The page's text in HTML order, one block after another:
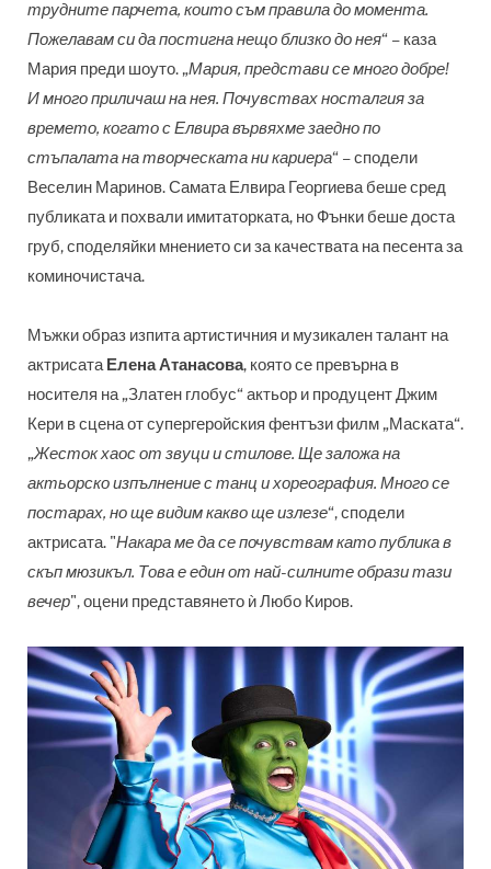
трудните парчета, които съм правила до момента.
Пожелавам си да постигна нещо близко до нея“ – каза
Мария преди шоуто. „Мария, представи се много добре!
И много приличаш на нея. Почувствах носталгия за
времето, когато с Елвира вървяхме заедно по
стъпалата на творческата ни кариера“ –сподели
Веселин Маринов. Самата Елвира Георгиева беше сред
публиката и похвали имитаторката, но Фънки беше доста
груб, споделяйки мнението си за качествата на песента за
коминочистача.
Мъжки образ изпита артистичния и музикален талант на
актрисатаЕлена Атанасова, която се превърна в
носителя на „Златен глобус“ актьор и продуцент Джим
Кери в сцена от супергеройския фентъзи филм „Маската“.
„Жесток хаос от звуци и стилове. Ще заложа на
актьорско изпълнение с танц и хореография. Много се
постарах, но ще видим какво ще излезе“, сподели
актрисата. "Накара ме да се почувствам като публика в
скъп мюзикъл. Това е един от най-силните образи тази
вечер", оцени представянето ѝ Любо Киров.